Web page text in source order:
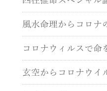
風水命理からコロナ
コロナウィルスで命
玄空からコロナウイ